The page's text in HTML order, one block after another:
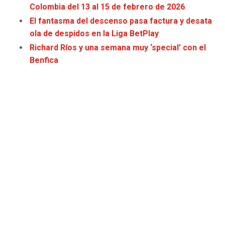
Colombia del 13 al 15 de febrero de 2026
El fantasma del descenso pasa factura y desata
ola de despidos en la Liga BetPlay
Richard Ríos y una semana muy ‘special’ con el
Benfica